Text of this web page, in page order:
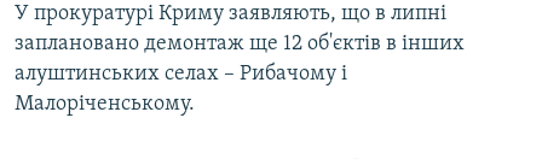
У прокуратурі Криму заявляють, що в липні
заплановано демонтаж ще 12 об'єктів в інших
алуштинських селах – Рибачому і
Малоріченському.